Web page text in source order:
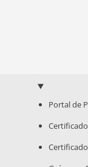
Portal de